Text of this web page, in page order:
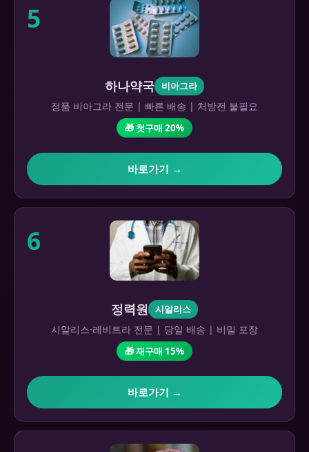
5
하나약국 비아그라
정품 비아그라 전문 | 빠른 배송 | 처방전 불필요
🎁 첫구매 20%
바로가기 →
6
정력원 시알리스
시알리스·레비트라 전문 | 당일 배송 | 비밀 포장
🎁 재구매 15%
바로가기 →